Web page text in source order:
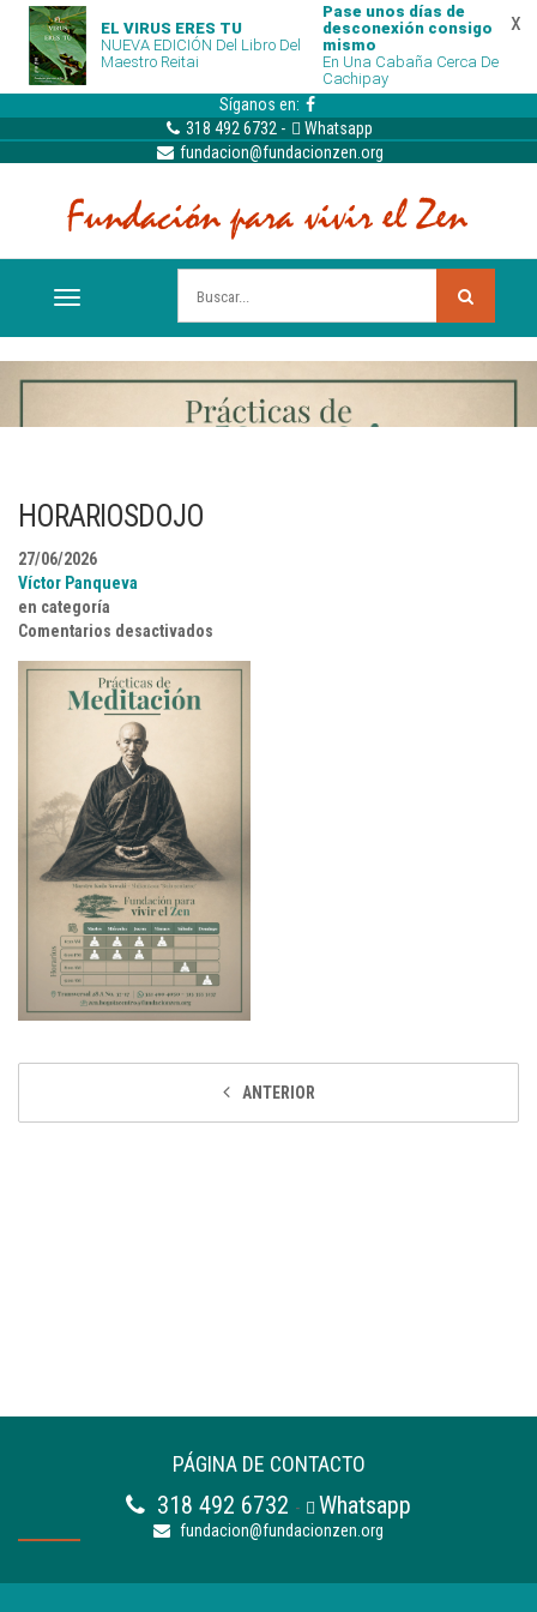
EL VIRUS ERES TU
NUEVA EDICIÓN Del Libro Del
Maestro Reitai
Pase unos días de
desconexión consigo
mismo
En Una Cabaña Cerca De
Cachipay
x
Síganos en:
318 492 6732 -
Whatsapp
fundacion@fundacionzen.org
HORARIOSDOJO
27/06/2026
Víctor Panqueva
en categoría
Comentarios desactivados
ANTERIOR
PÁGINA DE CONTACTO
318 492 6732 - Whatsapp
fundacion@fundacionzen.org